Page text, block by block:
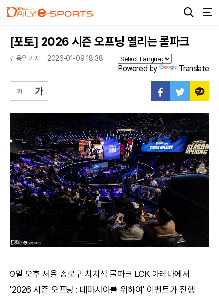
[포토] 2026 시즌 오프닝 열리는 롤파크
김용우 기자 2026-01-09 18:38
Powered by Translate
9일 오후 서울 종로구 치치직 롤파크 LCK 아레나에서
'2026 시즌 오프닝 : 데마시아를 위하여' 이벤트가 진행